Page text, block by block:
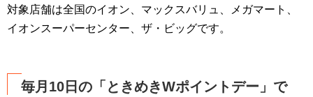
対象店舗は全国のイオン、マックスバリュ、メガマート、
イオンスーパーセンター、ザ・ビッグです。
毎月10日の「ときめきWポイントデー」で